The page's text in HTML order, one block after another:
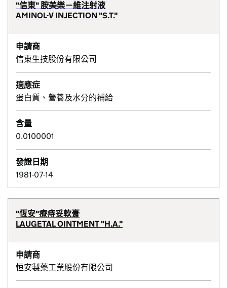
"信東" 胺美樂－維注射液
AMINOL-V INJECTION "S.T."
申請商
信東生技股份有限公司
適應症
蛋白質、營養及水分的補給
含量
0.0100001
發證日期
1981-07-14
"恆安"療痔妥軟膏
LAUGETAL OINTMENT "H.A."
申請商
恒安製藥工業股份有限公司